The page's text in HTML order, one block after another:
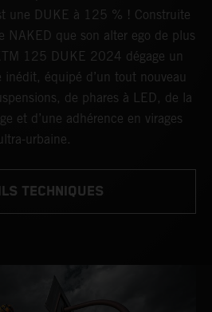
une DUKE à 125 % ! Construite
NAKED que son alter ego de plus
125 DUKE 2024 dégage un
inédit, équipé d’un tout nouveau
de phares à LED, de la
et d’une adhérence en virages
urbaine.
TECHNIQUES